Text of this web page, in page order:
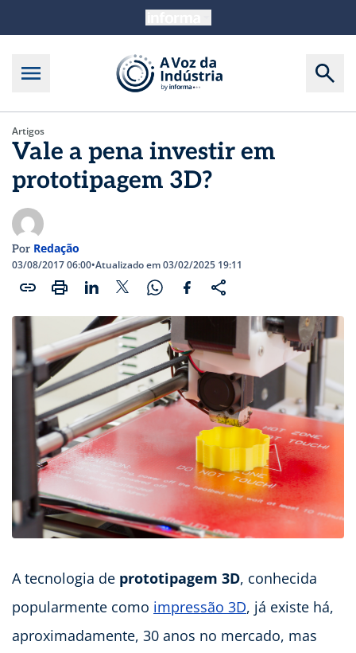
Artigos
Vale a pena investir em
prototipagem 3D?
Por Redação
03/08/2017 06:00•Atualizado em 03/02/2025 19:11
A tecnologia de prototipagem 3D, conhecida
popularmente como impressão 3D, já existe há,
aproximadamente, 30 anos no mercado, mas